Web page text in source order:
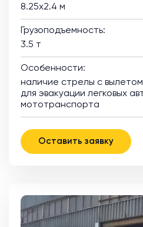
8.25х2.4 м
Грузоподъемность:
3.5 т
Особенности:
наличие стрелы с
для эвакуации легковых
мототранспорта
Оставить заявку